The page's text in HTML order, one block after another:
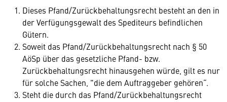
Dieses Pfand/Zurückbehaltungsrecht besteht an den in
der Verfügungsgewalt des Spediteurs befindlichen
Gütern.
Soweit das Pfand/Zurückbehaltungsrecht nach § 50
AöSp über das gesetzliche Pfand- bzw.
Zurückbehaltungsrecht hinausgehen würde, gilt es nur
für solche Sachen, "die dem Auftraggeber gehören“.
Steht die durch das Pfand/Zurückbehaltungsrecht